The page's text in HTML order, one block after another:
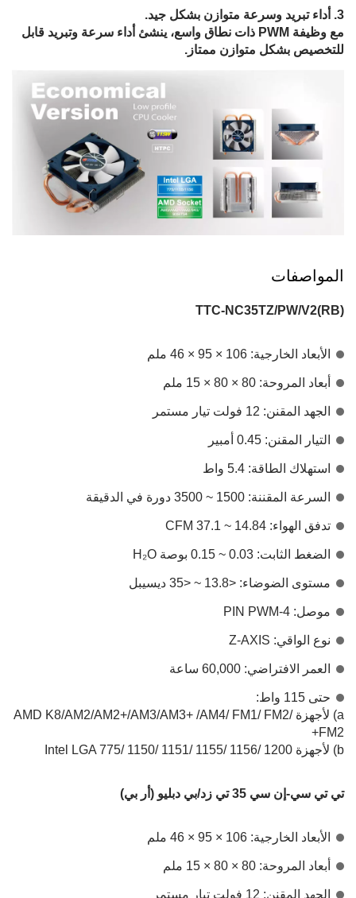
أداء تبريد وسرعة متوازن بشكل جيد.
مع وظيفة PWM ذات نطاق واسع، ينشئ أداء سرعة وتبريد قابل
للتخصيص بشكل متوازن ممتاز.
المواصفات
TTC-NC35TZ/PW/V2(RB)
الأبعاد الخارجية: 106 × 95 × 46 ملم
أبعاد المروحة: 80 × 80 × 15 ملم
الجهد المقنن: 12 فولت تيار مستمر
التيار المقنن: 0.45 أمبير
استهلاك الطاقة: 5.4 واط
السرعة المقننة: 1500 ~ 3500 دورة في الدقيقة
تدفق الهواء: 14.84 ~ 37.1 CFM
الضغط الثابت: 0.03 ~ 0.15 بوصة H₂O
مستوى الضوضاء: <13.8 ~ <35 ديسيبل
موصل: 4-PIN PWM
نوع الواقي: Z-AXIS
العمر الافتراضي: 60,000 ساعة
حتى 115 واط:
a) لأجهزة AMD K8/AM2/AM2+/AM3/AM3+ /AM4/ FM1/ FM2/
FM2+
b) لأجهزة Intel LGA 775/ 1150/ 1151/ 1155/ 1156/ 1200
تي تي سي-إن سي 35 تي زد/بي دبليو (أر بي)
الأبعاد الخارجية: 106 × 95 × 46 ملم
أبعاد المروحة: 80 × 80 × 15 ملم
الجهد المقنن: 12 فولت تيار مستمر